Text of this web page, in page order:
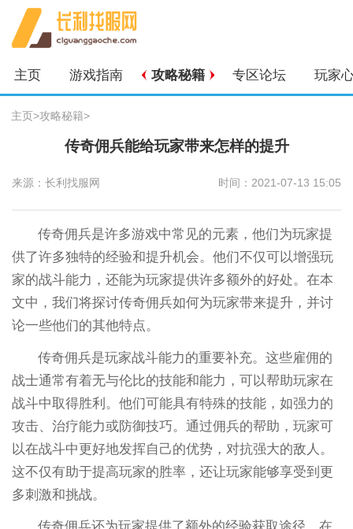
主页 游戏指南 攻略秘籍 专区论坛 玩家
主页>攻略秘籍>
传奇佣兵能给玩家带来怎样的提升
来源：长利找服网 时间：2021-07-13 15:05
传奇佣兵是许多游戏中常见的元素，他们为玩家提
供了许多独特的经验和提升机会。他们不仅可以增强玩
家的战斗能力，还能为玩家提供许多额外的好处。在本
文中，我们将探讨传奇佣兵如何为玩家带来提升，并讨
论一些他们的其他特点。
传奇佣兵是玩家战斗能力的重要补充。这些雇佣的
战士通常有着无与伦比的技能和能力，可以帮助玩家在
战斗中取得胜利。他们可能具有特殊的技能，如强力的
攻击、治疗能力或防御技巧。通过佣兵的帮助，玩家可
以在战斗中更好地发挥自己的优势，对抗强大的敌人。
这不仅有助于提高玩家的胜率，还让玩家能够享受到更
多刺激和挑战。